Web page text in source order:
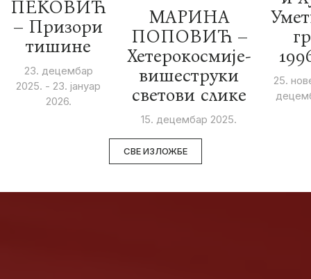
ПЕКОВИЋ
– Призори
тишине
23. децембар
2025. - 23. јануар
2026.
МАРИНА
ПОПОВИЋ –
Хетерокосмије-
вишеструки
светови слике
15. децембар 2025.
25.
СВЕ ИЗЛОЖБЕ